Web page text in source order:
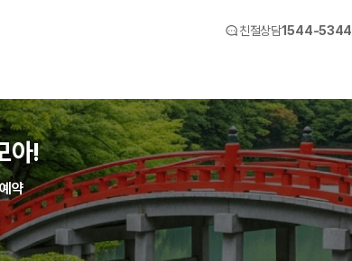
친절상담1544-5344
아!
약